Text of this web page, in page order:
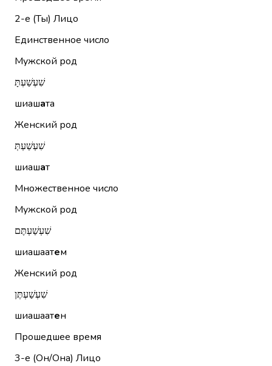
2-е (Ты) Лицо
Единственное число
Мужской род
שִׁעְשַׁעְתָּ
шиашата
Женский род
שִׁעְשַׁעְתְּ
шиашат
Множественное число
Мужской род
שִׁעְשַׁעְתֶּם
шиашаатем
Женский род
שִׁעְשַׁעְתֶּן
шиашаатен
Прошедшее время
3-е (Он/Она) Лицо